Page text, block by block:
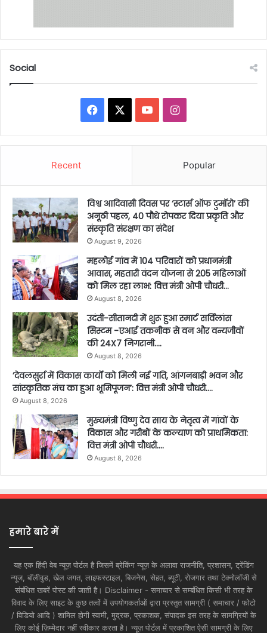
Social
Facebook YouTubeInstagram
Recent Popular
विश्व आदिवासी दिवस पर ‘स्टार्स ऑफ टुमॉरो’ की
अनूठी पहल, 40 पौधे रोपकर दिया प्रकृति और
संस्कृति संरक्षण का संदेश
August 9, 2026
महलोई गांव में 104 परिवारों को प्रधानमंत्री
आवास, महतारी वंदन योजना से 205 महिलाओं
को मिल रहा लाभ: वित्त मंत्री ओपी चौधरी…
August 8, 2026
उदंती-सीतानदी में शुरू हुआ स्मार्ट सर्विलांस
सिस्टम -एआई तकनीक से वन और वन्यजीवों
की 24X7 निगरानी….
August 8, 2026
’देवलसुर्रा में विकास कार्यों को मिली नई गति, आंगनबाड़ी भवन और
सांस्कृतिक मंच का हुआ भूमिपूजन’: वित्त मंत्री ओपी चौधरी….
August 8, 2026
मुख्यमंत्री विष्णु देव साय के नेतृत्व में गांवों के
विकास और गरीबों के कल्याण को प्राथमिकता:
वित्त मंत्री ओपी चौधरी….
August 8, 2026
हमारे बारे में
यह एक हिंदी वेब न्यूज़ पोर्टल है जिसमें ब्रेकिंग न्यूज़ के अलावा राजनीति, प्रशासन, ट्रेंडिंग
न्यूज, बॉलीवुड, खेल जगत, लाइफस्टाइल, बिजनेस, सेहत, ब्यूटी, रोजगार तथा टेक्नोलॉजी से
संबंधित खबरें पोस्ट की जाती है। Disclaimer - समाचार से सम्बंधित किसी भी तरह के
विवाद के लिए साइट के कुछ तत्वों में उपयोगकर्ताओं द्वारा प्रस्तुत सामग्री ( समाचार / फोटो
/ विडियो आदि ) शामिल होगी स्वामी, मुद्रक, प्रकाशक, संपादक इस तरह के सामग्रियों के
लिए कोई ज़िम्मेदार नहीं स्वीकार करता है। न्यूज़ पोर्टल में प्रकाशित ऐसी सामग्री के लिए